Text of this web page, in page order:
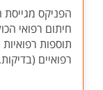
הפניקס
חיתום רפואי
תוספות
רפואיים